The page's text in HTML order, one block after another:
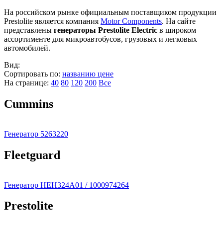
На российском рынке официальным поставщиком продукции
Prestolite является компания Motor Components. На сайте
представлены генераторы Prestolite Electric в широком
ассортименте для микроавтобусов, грузовых и легковых
автомобилей.
Вид:
Сортировать по: названию цене
На странице: 40 80 120 200 Все
Cummins
Генератор 5263220
Fleetguard
Генератор HEH324A01 / 1000974264
Prestolite